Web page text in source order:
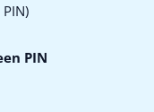
PIN